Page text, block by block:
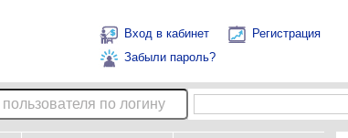
Вход в кабинет
Регистрация
Забыли пароль?